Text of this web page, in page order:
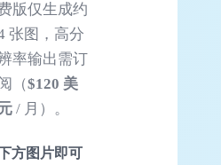
版仅生成约
张图，高分
率输出需订
（$120 美
/ 月）。
方图片即可